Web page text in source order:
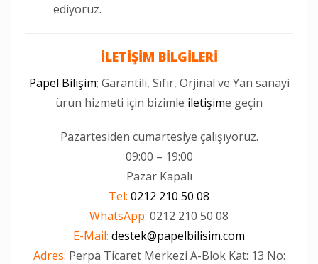
ediyoruz.
İLETİŞİM BİLGİLERİ
Papel Bilişim; Garantili, Sıfır, Orjinal ve Yan sanayi
ürün hizmeti için bizimle iletişime geçin
Pazartesiden cumartesiye çalışıyoruz.
09:00 – 19:00
Pazar Kapalı
Tel: 0212 210 50 08
WhatsApp: 0212 210 50 08
E-Mail: destek@papelbilisim.com
Adres: Perpa Ticaret Merkezi A-Blok Kat: 13 No: